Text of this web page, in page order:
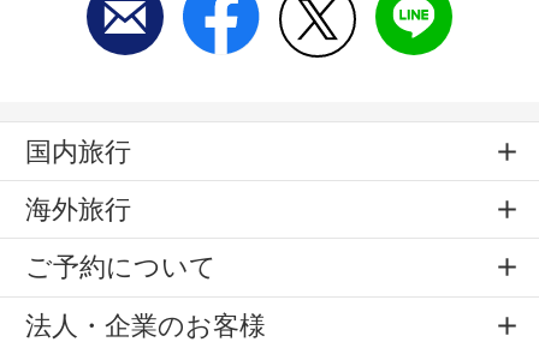
国内旅行
海外旅行
ご予約について
法人・企業のお客様